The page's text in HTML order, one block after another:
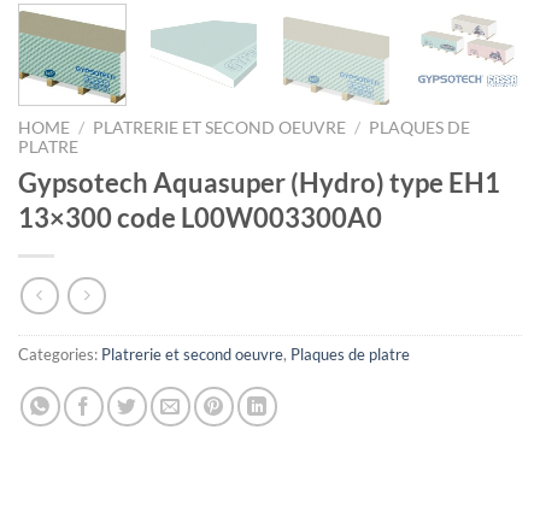
HOME / PLATRERIE ET SECOND OEUVRE / PLAQUES DE
PLATRE
Gypsotech Aquasuper (Hydro) type EH1
13×300 code L00W003300A0
Categories: Platrerie et second oeuvre, Plaques de platre